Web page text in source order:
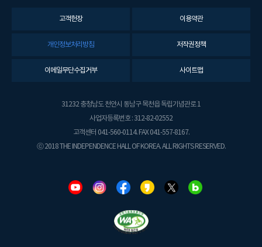
고객헌장 이용약관
개인정보처리방침 저작권정책
이메일무단수집거부 사이트맵
31232 충청남도 천안시 동남구 목천읍 독립기념관로 1
사업자등록번호 : 312-82-02552
고객센터 041-560-0114. FAX 041-557-8167.
ⓒ 2018 THE INDEPENDENCE HALL OF KOREA. ALL RIGHTS RESERVED.